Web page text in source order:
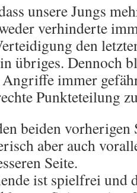
unsere Jungs
verhinderte
den
übriges. Dennoch
immer
Punkteteilung
beiden vorherigen
aber auch
Seite.
ist spielfrei und